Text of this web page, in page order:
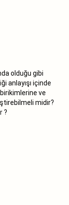
olduğu gibi
anlayışı içinde
ve
midir?
?